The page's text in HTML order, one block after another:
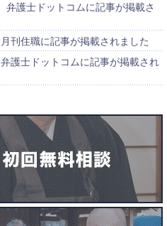
弁護士ドットコムに記事が掲載さ
月刊住職に記事が掲載されました
弁護士ドットコムに記事が掲載され